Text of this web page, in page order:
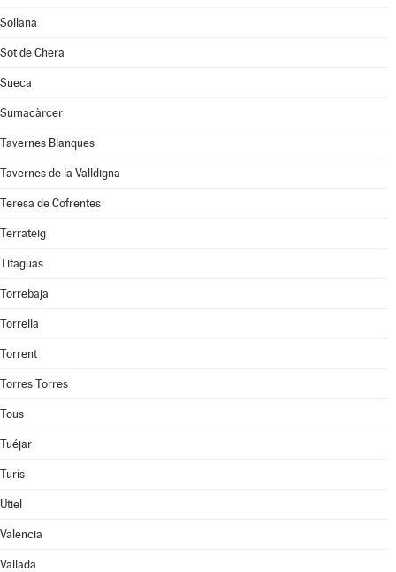
Sollana
Sot de Chera
Sueca
Sumacàrcer
Tavernes Blanques
Tavernes de la Valldigna
Teresa de Cofrentes
Terrateig
Titaguas
Torrebaja
Torrella
Torrent
Torres Torres
Tous
Tuéjar
Turís
Utiel
Valencia
Vallada